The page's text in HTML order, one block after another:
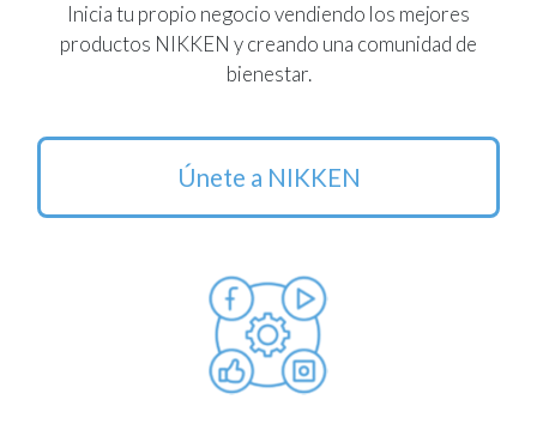
Inicia tu propio negocio vendiendo los mejores
productos NIKKEN y creando una comunidad de
bienestar.
Únete a NIKKEN